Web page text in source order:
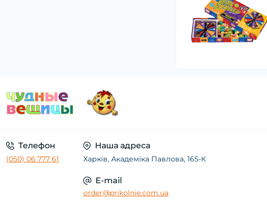
Телефон
(050) 06 777 61
Наша адреса
Харків, Академіка Павлова, 165-К
E-mail
order@prikolnie.com.ua